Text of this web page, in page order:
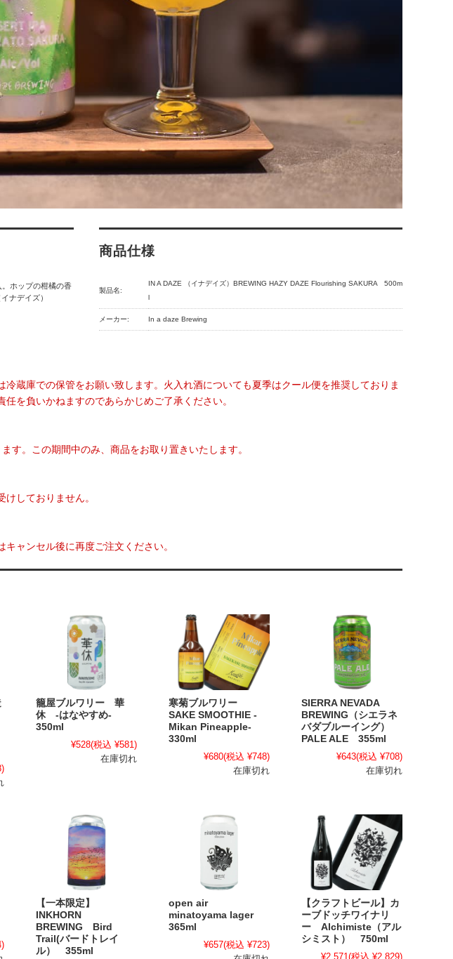
ホップの柑橘の香
ナデイズ）
商品仕様
製品名:
IN A DAZE （イナデイズ）BREWING HAZY DAZE Flourishing SAKURA 500m
l
メーカー: In a daze Brewing
蔵庫での保管をお願い致します。火入れ酒についても夏季はクール便を推奨しておりま
を負いかねますのであらかじめご了承ください。
す。この期間中のみ、商品をお取り置きいたします。
しておりません。
ャンセル後に再度ご注文ください。
籠屋ブルワリー 華
休 -はなやすめ-
350ml
¥528(税込 ¥581)
在庫切れ
寒菊ブルワリー
SAKE SMOOTHIE -
Mikan Pineapple-
330ml
¥680(税込 ¥748)
在庫切れ
SIERRA NEVADA
BREWING（シエラネ
バダブルーイング）
PALE ALE 355ml
¥643(税込 ¥708)
在庫切れ
【一本限定】
INKHORN
BREWING Bird
Trail(バードトレイ
ル） 355ml
open air
minatoyama lager
365ml
¥657(税込 ¥723)
【クラフトビール】カ
ーブドッチワイナリ
ー Alchimiste（アル
シミスト） 750ml
¥2,571 (税込 ¥2,829)